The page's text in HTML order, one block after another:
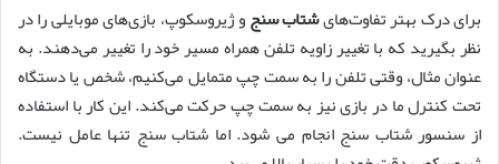
برای درک بهتر تفاوت‌هایشتاب سنجو ژیروسکوپ، بازی‌های موبایلی را در
نظر بگیرید که با تغییر زاویه تلفن همراه مسیر خود را تغییر می‌دهند. به
عنوان مثال، وقتی تلفن را به سمت چپ متمایل می‌کنیم، شخص یا دستگاه
تحت کنترل ما در بازی نیز به سمت چپ حرکت می‌کند. این کار با استفاده
از سنسور شتاب سنج انجام می شود. اما شتاب سنج تنها عامل نیست.